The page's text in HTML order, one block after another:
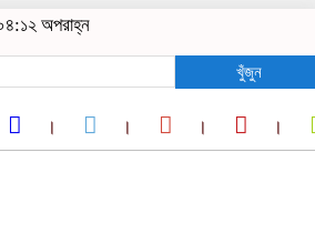
অপরাহ্ন
খুঁজুন